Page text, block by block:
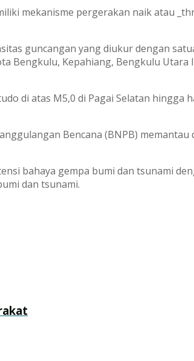
mekanisme pergerakan naik atau
guncangan yang diukur dengan
Bengkulu, Kepahiang, Bengkulu Utara
di atas M5,0 di Pagai Selatan hingga
Bencana (BNPB)
bahaya gempa bumi dan tsunami
dan tsunami.